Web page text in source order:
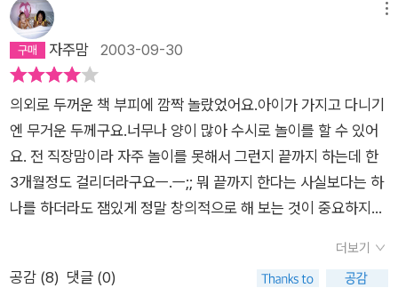
자주맘 2003-09-30
의외로 두꺼운 책 부피에 깜짝 놀랐었어요.아이가 가지고 다니기
엔 무거운 두께구요.너무나 양이 많아 수시로 놀이를 할 수 있어
요. 전 직장맘이라 자주 놀이를 못해서 그런지 끝까지 하는데 한
3개월정도 걸리더라구요ㅡ.ㅡ;; 뭐 끝까지 한다는 사실보다는 하
나를 하더라도 잼있게 정말 창의적으로 해 보는 것이 중요하지만
아주고서 아이가 맘대로 꾸며보는 것인데요, 기획 아이디어 자체
더보기
공감 (8) 댓글 (0)